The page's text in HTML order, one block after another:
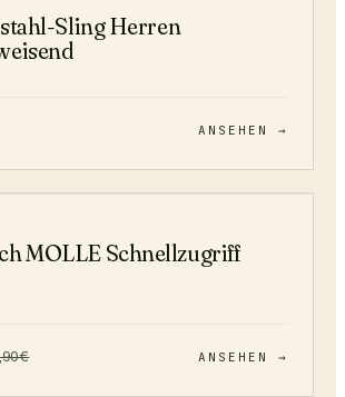
Sling Herren
ANSEHEN →
MOLLE Schnellzugriff
€ ANSEHEN →